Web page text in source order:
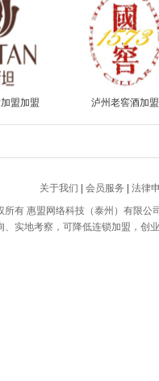
盟加盟 泸州老窖酒加盟
关于我们 会员服务
法律
所有 惠盟网络科技（泰州）有限公
、实地考察，可降低连锁加盟，创